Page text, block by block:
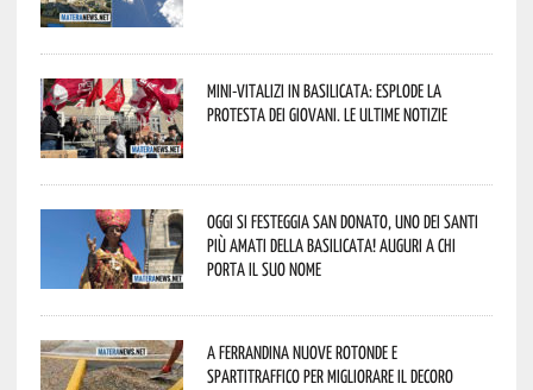
Mini-vitalizi in Basilicata: esplode la
protesta dei giovani. Le ultime notizie
Oggi si festeggia San Donato, uno dei Santi
più amati della Basilicata! Auguri a chi
porta il suo nome
A Ferrandina nuove rotonde e
spartitraffico per migliorare il decoro